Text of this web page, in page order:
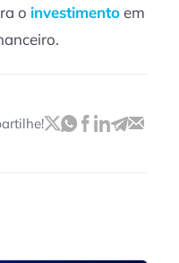
o investimentoem